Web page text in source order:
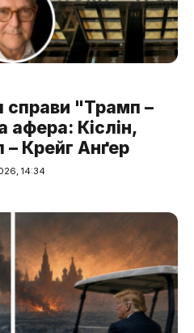
справи "Трамп –
афера: Кіслін,
– Крейг Анґер
14:34